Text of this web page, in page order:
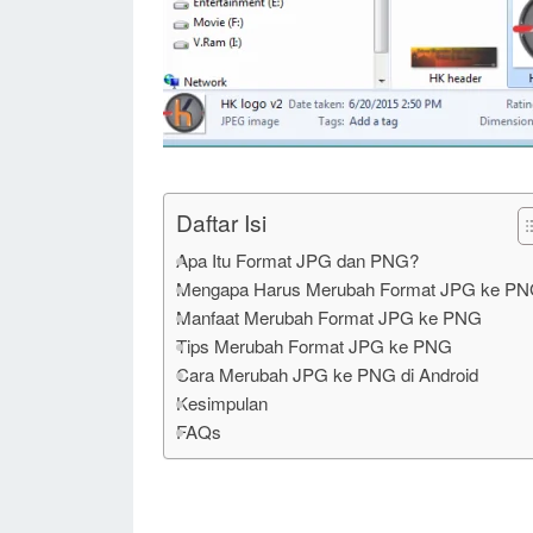
Daftar Isi
Apa Itu Format JPG dan PNG?
Mengapa Harus Merubah Format JPG ke
Manfaat Merubah Format JPG ke PNG
Tips Merubah Format JPG ke PNG
Cara Merubah JPG ke PNG di Android
Kesimpulan
FAQs